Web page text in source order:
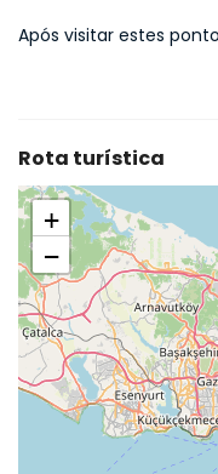
Após visitar estes
Rota turística
+
−